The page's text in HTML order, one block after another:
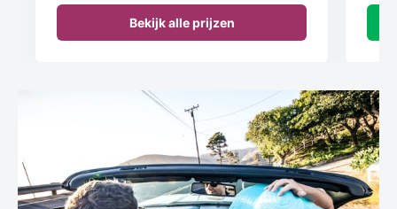
Bekijk alle prijzen